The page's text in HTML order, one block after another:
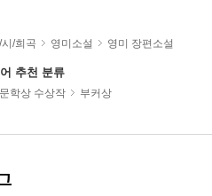
/희곡 영미소설 영미 장편소설
추천 분류
학상 수상작 부커상